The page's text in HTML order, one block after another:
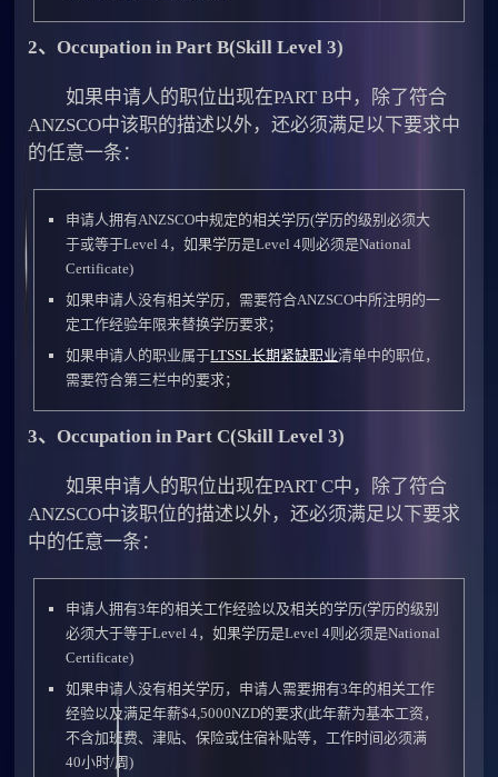
2、Occupation in Part B(Skill Level 3)
如果申请人的职位出现在PART B中，除了符合
ANZSCO中该职的描述以外，还必须满足以下要求中
的任意一条：
申请人拥有ANZSCO中规定的相关学历(学历的级别必须大
于或等于Level 4，如果学历是Level 4则必须是National
Certificate)
如果申请人没有相关学历，需要符合ANZSCO中所注明的一
定工作经验年限来替换学历要求；
如果申请人的职业属于LTSSL长期紧缺职业清单中的职位，
需要符合第三栏中的要求；
3、Occupation in Part C(Skill Level 3)
如果申请人的职位出现在PART C中，除了符合
ANZSCO中该职位的描述以外，还必须满足以下要求
中的任意一条：
申请人拥有3年的相关工作经验以及相关的学历(学历的级别
必须大于等于Level 4，如果学历是Level 4则必须是National
Certificate)
如果申请人没有相关学历，申请人需要拥有3年的相关工作
经验以及满足年薪$4,5000NZD的要求(此年薪为基本工资，
不含加班费、津贴、保险或住宿补贴等，工作时间必须满
40小时/周)